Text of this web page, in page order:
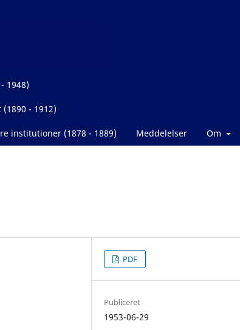
1948)
- 1912)
institutioner (1878 - 1889) Meddelelser Om
PDF
Publiceret
1953-06-29